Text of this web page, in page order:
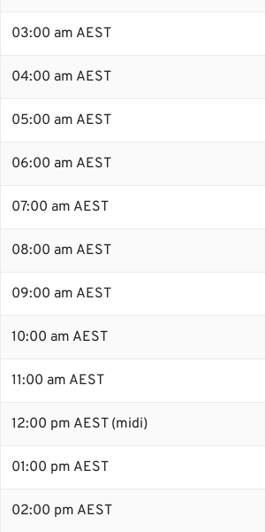
03:00 am AEST
04:00 am AEST
05:00 am AEST
06:00 am AEST
07:00 am AEST
08:00 am AEST
09:00 am AEST
10:00 am AEST
11:00 am AEST
12:00 pm AEST (midi)
01:00 pm AEST
02:00 pm AEST